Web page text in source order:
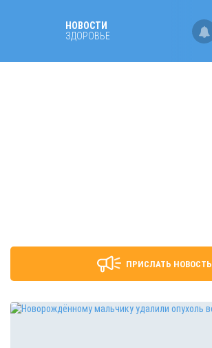
НОВОСТИ
ЗДОРОВЬЕ
ПРИСЛАТЬ НОВОСТЬ